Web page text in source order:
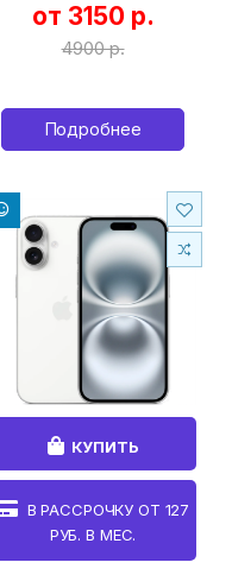
от 3150 р.
4900 р.
Подробнее
КУПИТЬ
В РАССРОЧКУ ОТ 127
РУБ. В МЕС.